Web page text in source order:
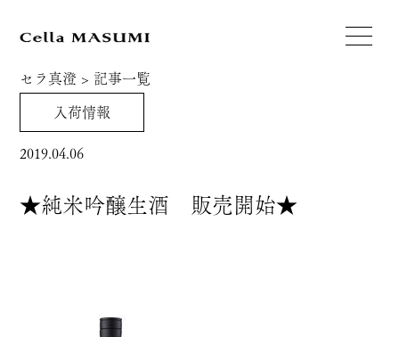
セラ真澄 > 記事一覧
入荷情報
2019.04.06
★純米吟醸生酒 販売開始★